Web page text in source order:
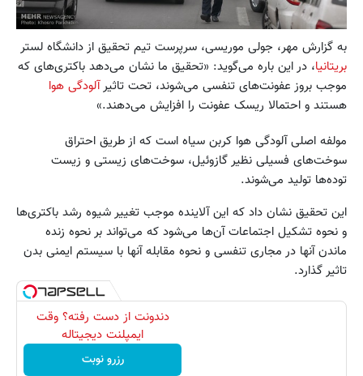
به گزارش مهر، جولی موریسی، سرپرست تیم تحقیق از دانشگاه لستر
بریتانیا، در این باره می‌گوید: «تحقیق ما نشان می‌دهد باکتری‌های که
موجب بروز عفونت‌های تنفسی می‌شوند، تحت تاثیرآلودگی هوا
هستند و احتمالا ریسک عفونت را افزایش می‌دهند.»
مولفه اصلی آلودگی هوا کربن سیاه است که از طریق احتراق
سوخت‌های فسیلی نظیر گازوئیل، سوخت‌های زیستی و زیست
توده‌ها تولید می‌شوند.
این تحقیق نشان داد که این آلاینده موجب تغییر شیوه رشد باکتری‌ها
و نحوه تشکیل اجتماعات آن‌ها می‌شود که می‌تواند بر نحوه زنده
ماندن آنها در مجاری تنفسی و نحوه مقابله آنها با سیستم ایمنی بدن
تاثیر گذارد.
دندونت از دست رفته؟ وقت
ایمپلنت دیجیتاله
رزرو نوبت